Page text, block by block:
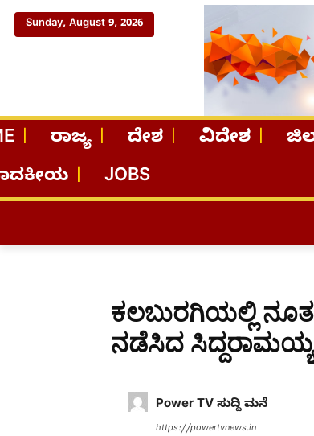
Sunday, August 9, 2026
ರಾಜ್ಯ ದೇಶ ವಿದೇಶ
JOBS
ಕಲಬುರಗಿಯಲ್ಲಿ
ನಡೆಸಿದ
Power TV ಸುದ್ದಿ ಮನೆ
https://powertvnews.in